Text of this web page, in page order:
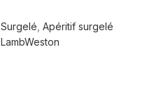
Surgelé Apéritif surgelé
LambWeston